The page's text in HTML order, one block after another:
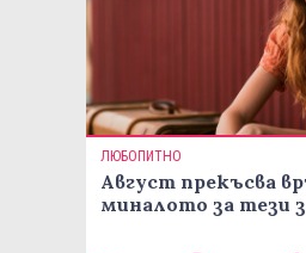
ЛЮБОПИТНО
Август прекъсва
миналото за тези